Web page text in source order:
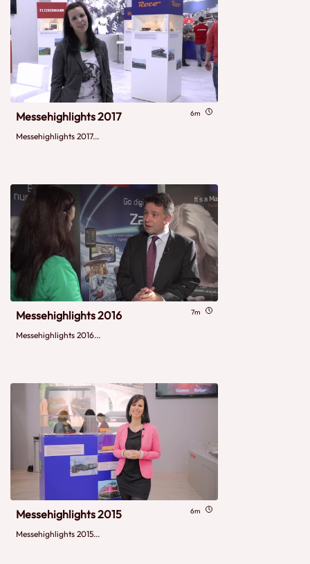
Messehighlights 2017 6m
Messehighlights 2017...
Messehighlights 2016 7m
Messehighlights 2016...
Messehighlights 2015 6m
Messehighlights 2015...